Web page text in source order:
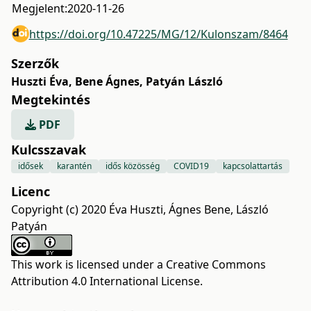
Megjelent:2020-11-26
https://doi.org/10.47225/MG/12/Kulonszam/8464
Szerzők
Huszti Éva, Bene Ágnes, Patyán László
Megtekintés
PDF
Kulcsszavak
idősek karantén idős közösség COVID19 kapcsolattartás
Licenc
Copyright (c) 2020 Éva Huszti, Ágnes Bene, László
Patyán
This work is licensed under a Creative Commons
Attribution 4.0 International License.